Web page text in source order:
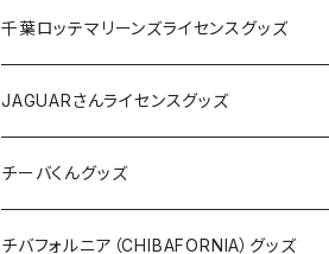
缶バッジ
ホテルキーホルダー
アクリルキーホルダー
ホテルキーホルダー
クリアファイル
Tシャツ
キャップ
バッグ
ステッカー
缶バッジ
Tシャツ
キャップ
バッグ
ステッカー
千葉ロッテマリーンズライセンスグッズ
ステッカー
ステッカー
ステッカー大
缶バッジ
缶バッジ32mm
エコバッグ
JAGUARさんライセンスグッズ
Tシャツ
ステッカー
チーバくんグッズ
Tシャツ
チバフォルニア（CHIBAFORNIA）グッズ